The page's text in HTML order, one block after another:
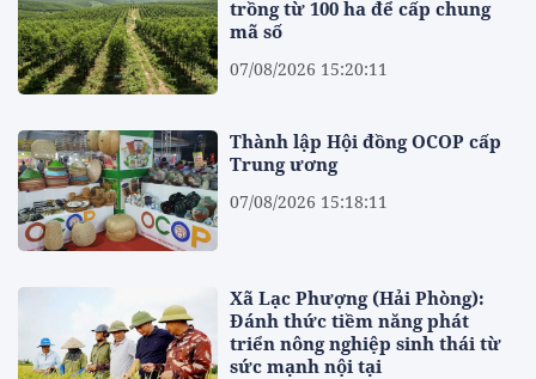
trồng từ 100 ha để cấp chung
mã số
07/08/2026 15:20:11
Thành lập Hội đồng OCOP cấp
Trung ương
07/08/2026 15:18:11
Xã Lạc Phượng (Hải Phòng):
Đánh thức tiềm năng phát
triển nông nghiệp sinh thái từ
sức mạnh nội tại